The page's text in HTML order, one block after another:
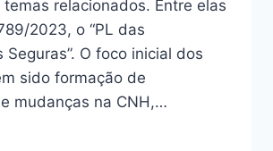
relacionados. Entre elas
2023, o “PL das
Seguras”. O foco inicial dos
sido formação de
mudanças na CNH,…